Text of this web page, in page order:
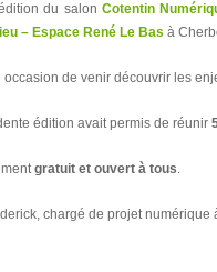
du salon Cotentin
– Espace René Le Bas à
occasion de venir découvrir les
édition avait permis de réunir
gratuit et ouvert à tous.
chargé de projet numérique